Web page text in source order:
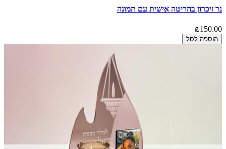
נר זיכרון בחריטה אישית עם תמונה
₪150.00
הוספה לסל